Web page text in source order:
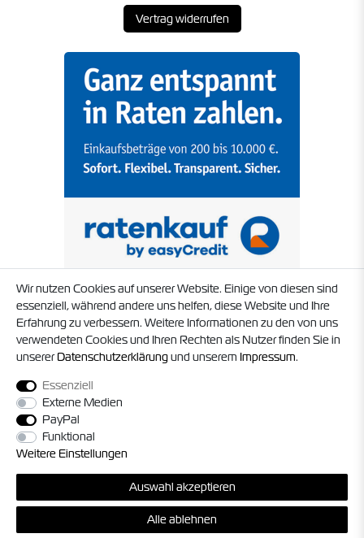
Vertrag widerrufen
© 2026 Timo Struck und Jörg Militzer GbR. Alle Rechte vorbehalten. Alle
Preise inkl. gesetzl. MwSt. zzgl.Versandkosten, sofern nicht anders
angegeben.
Wir nutzen Cookies auf unserer Website. Einige von diesen sind
essenziell, während andere uns helfen, diese Website und Ihre
Erfahrung zu verbessern. Weitere Informationen zu den von uns
verwendeten Cookies und Ihren Rechten als Nutzer finden Sie in
unsererDaten­schutz­erklärungund unserem Impressum.
Essenziell
Externe Medien
PayPal
Funktional
Weitere Einstellungen
Auswahl akzeptieren
Alle ablehnen